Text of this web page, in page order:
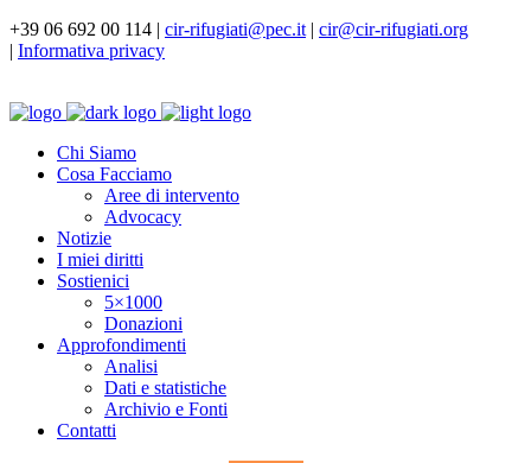
+39 06 692 00 114 | cir-rifugiati@pec.it | cir@cir-rifugiati.org
| Informativa privacy
Chi Siamo
Cosa Facciamo
Aree di intervento
Advocacy
Notizie
I miei diritti
Sostienici
5×1000
Donazioni
Approfondimenti
Analisi
Dati e statistiche
Archivio e Fonti
Contatti